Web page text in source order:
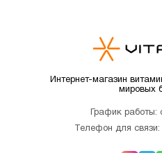
8
Интернет-магазин
мировых
График работы:
Телефон для связи: